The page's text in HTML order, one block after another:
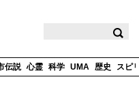
伝説 心霊 科学 UMA 歴史 スピ